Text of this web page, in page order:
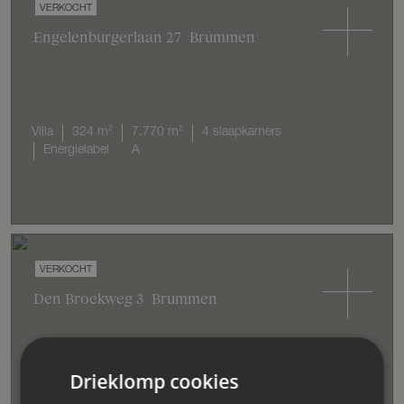
VERKOCHT
Engelenburgerlaan 27 Brummen
Villa 324 m² 7.770 m²
4 slaapkamers
Energielabel
A
VERKOCHT
Den Broekweg 3 Brummen
352 m²
Drieklomp cookies